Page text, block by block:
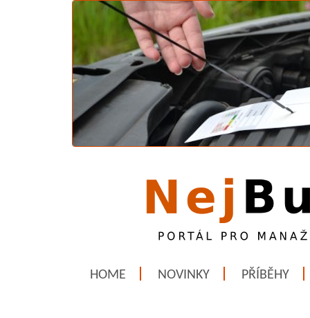
HOME NOVINKY PŘÍBĚHY